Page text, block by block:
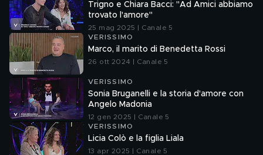
Trigno e Chiara Bacci: "Ad Amici abbiamo
trovato l'amore"
25 mag 2025 | Canale 5
VERISSIMO
Marco, il marito di Benedetta Rossi
26 ott 2024 | Canale 5
VERISSIMO
Sonia Bruganelli e la storia d'amore con
Angelo Madonia
12 gen 2025 | Canale 5
VERISSIMO
Licia Colò e la figlia Liala
13 apr 2025 | Canale 5